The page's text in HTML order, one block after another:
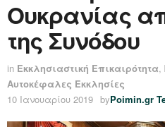
Ουκρανίας
της Συνόδου
in Εκκλησιαστική Επικαιρότητα,
Αυτοκέφαλες Εκκλησίες
10 Ιανουαρίου 2019 byPoimin.gr